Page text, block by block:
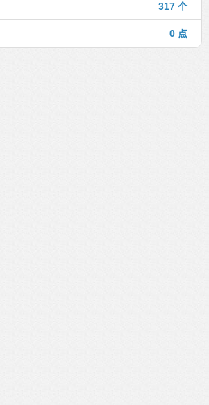
317 个
0 点